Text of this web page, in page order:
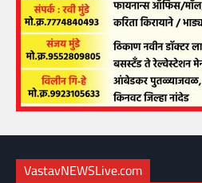
VastavNEWSLive.com